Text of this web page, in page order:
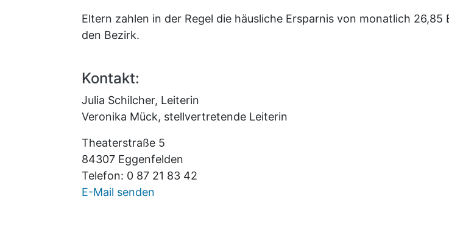
Eltern zahlen in der Regel die häusliche Ersparnis von monatlich 26,85
den Bezirk.
Kontakt:
Julia Schilcher, Leiterin
Veronika Mück, stellvertretende Leiterin
Theaterstraße 5
84307 Eggenfelden
Telefon: 0 87 21 83 42
E-Mail senden